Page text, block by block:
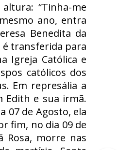
“Tinha-me
ano, entra
Benedita da
é transferida para
Igreja Católica e
católicos dos
Em represália a
Edith e sua irmã.
07 de Agosto, ela
fim, no dia 09 de
Rosa, morre nas